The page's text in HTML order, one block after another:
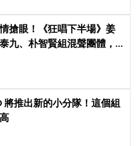
搶眼！《狂唱下半場》姜
九、朴智賢組混聲團體，
將推出新的小分隊！這個組